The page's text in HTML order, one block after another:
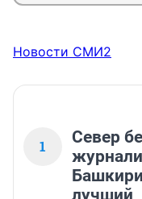
Новости СМИ2
1
Север
лучший